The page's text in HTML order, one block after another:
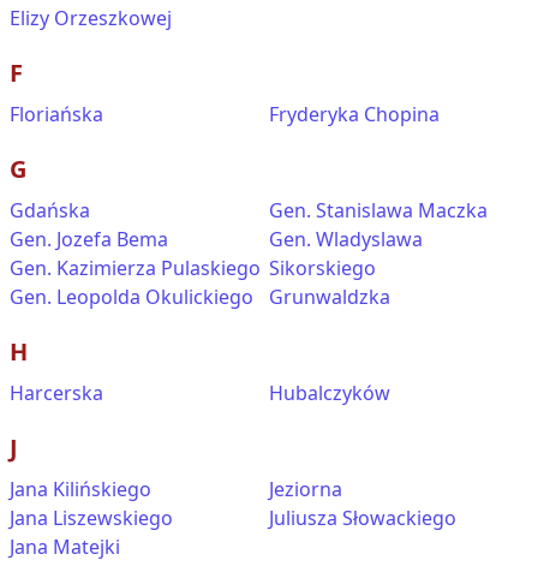
Elizy Orzeszkowej
F
Floriańska Fryderyka Chopina
G
Gdańska
Gen. Jozefa Bema
Gen. Kazimierza Pulaskiego
Gen. Leopolda Okulickiego
Gen. Stanislawa Maczka
Gen. Wladyslawa
Sikorskiego
Grunwaldzka
H
Harcerska Hubalczyków
J
Jana Kilińskiego
Jana Liszewskiego
Jana Matejki
Jeziorna
Juliusza Słowackiego